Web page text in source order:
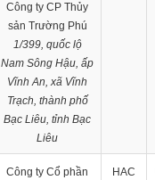
Công ty CP Thủy
sản Trường Phú
1/399, quốc lộ
Nam Sông Hậu, ấp
Vĩnh An, xã Vĩnh
Trạch, thành phố
Bạc Liêu, tỉnh Bạc
Liêu
Công ty Cổ phần
HAC